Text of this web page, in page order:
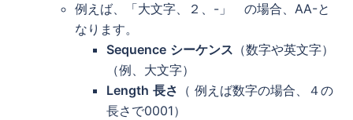
例えば、「大文字、２、-」 の場合、AA-と
なります。
Sequence シーケンス （数字や英文字）
（例、大文字）
Length 長さ （ 例えば数字の場合、４の
長さで0001）